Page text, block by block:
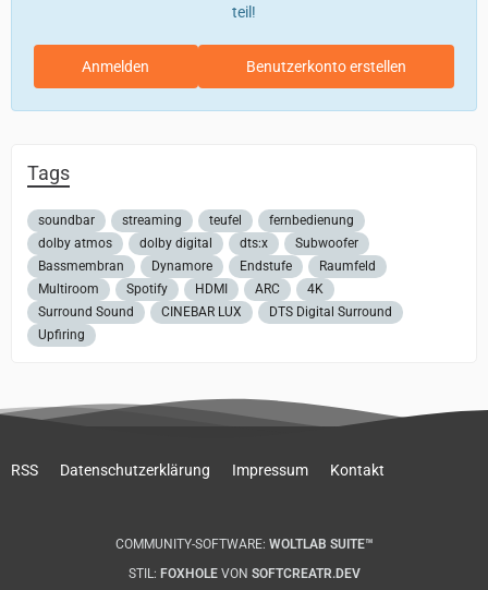
teil!
Benutzerkonto erstellen
Anmelden
Tags
soundbar streaming teufel
fernbedienung
dolby atmos
dolby digital dts:x
Subwoofer
Bassmembran
Dynamore Endstufe
Raumfeld
Multiroom
Spotify HDMI ARC
4K
Surround Sound
CINEBAR LUX
DTS Digital Surround
Upfiring
RSS Datenschutzerklärung Impressum Kontakt
COMMUNITY-SOFTWARE: WOLTLAB SUITE™
STIL: FOXHOLEVON SOFTCREATR.DEV